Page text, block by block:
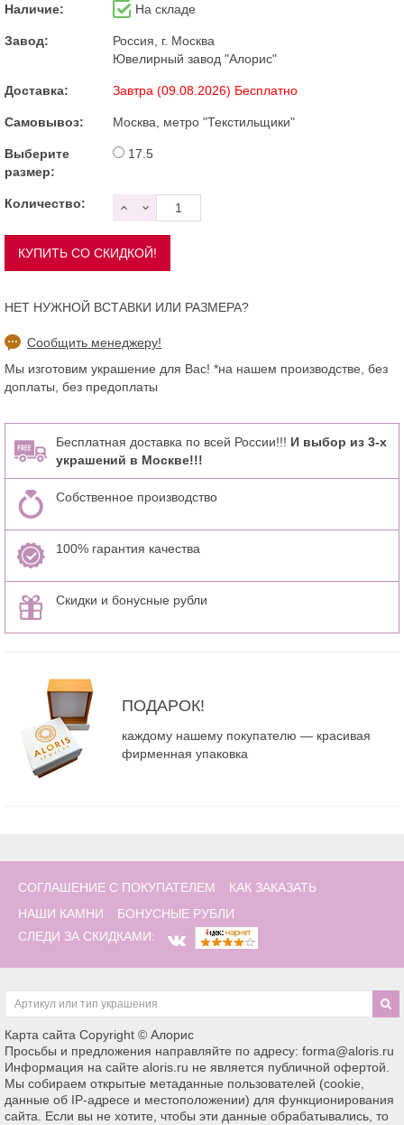
Наличие: На складе
Завод:
Россия, г. Москва
Ювелирный завод "Алорис"
Доставка: Завтра (09.08.2026) Бесплатно
Самовывоз: Москва, метро "Текстильщики"
Выберите
размер:
17.5
Количество:
НЕТ НУЖНОЙ ВСТАВКИ ИЛИ РАЗМЕРА?
Сообщить менеджеру!
Мы изготовим украшение для Вас! *на нашем производстве, без
доплаты, без предоплаты
Бесплатная доставка по всей России!!! И выбор из 3-х
украшений в Москве!!!
Собственное производство
100% гарантия качества
Скидки и бонусные рубли
ПОДАРОК!
каждому нашему покупателю — красивая
фирменная упаковка
СОГЛАШЕНИЕ С ПОКУПАТЕЛЕМ
КАК ЗАКАЗАТЬ
НАШИ КАМНИ
БОНУСНЫЕ РУБЛИ
СЛЕДИ ЗА СКИДКАМИ:
Карта сайта Copyright © Алорис
Просьбы и предложения направляйте по адресу: forma@aloris.ru
Информация на сайте aloris.ru не является публичной офертой.
Мы собираем открытые метаданные пользователей (cookie,
данные об IP-адресе и местоположении) для функционирования
сайта. Если вы не хотите, чтобы эти данные обрабатывались, то